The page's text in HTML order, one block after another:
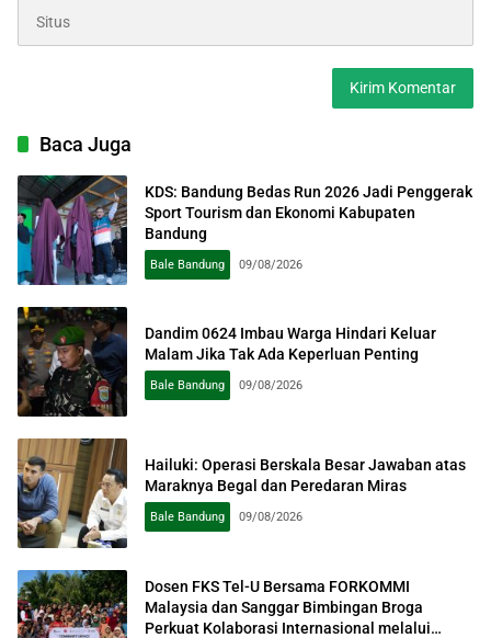
Baca Juga
KDS: Bandung Bedas Run 2026 Jadi Penggerak
Sport Tourism dan Ekonomi Kabupaten
Bandung
Bale Bandung 09/08/2026
Dandim 0624 Imbau Warga Hindari Keluar
Malam Jika Tak Ada Keperluan Penting
Bale Bandung 09/08/2026
Hailuki: Operasi Berskala Besar Jawaban atas
Maraknya Begal dan Peredaran Miras
Bale Bandung 09/08/2026
Dosen FKS Tel-U Bersama FORKOMMI
Malaysia dan Sanggar Bimbingan Broga
Perkuat Kolaborasi Internasional melalui